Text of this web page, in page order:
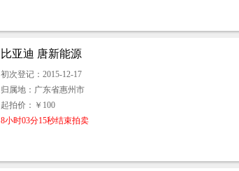
比亚迪 唐新能源
初次登记：2015-12-17
归属地：广东省惠州市
起拍价：￥100
8小时03分15秒结束拍卖